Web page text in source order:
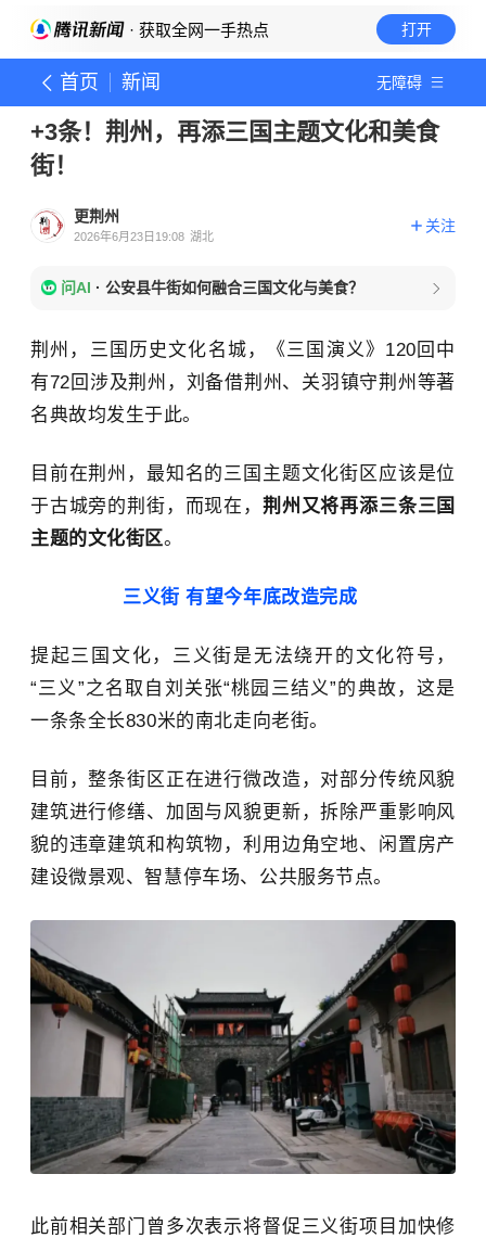
· 获取全网一手热点 打开
首页 新闻 无障碍
+3条！荆州，再添三国主题文化和美食
街！
更荆州
2026年6月23日19:08 湖北
关注
问AI · 公安县牛街如何融合三国文化与美食？
荆州，三国历史文化名城，《三国演义》120回中
有72回涉及荆州，刘备借荆州、关羽镇守荆州等著
名典故均发生于此。
目前在荆州，最知名的三国主题文化街区应该是位
于古城旁的荆街，而现在， 荆州又将再添三条三国
主题的文化街区。
三义街 有望今年底改造完成
提起三国文化，三义街是无法绕开的文化符号，
“三义”之名取自刘关张“桃园三结义”的典故，这是
一条条全长830米的南北走向老街。
目前，整条街区正在进行微改造，对部分传统风貌
建筑进行修缮、加固与风貌更新，拆除严重影响风
貌的违章建筑和构筑物，利用边角空地、闲置房产
建设微景观、智慧停车场、公共服务节点。
此前相关部门曾多次表示将督促三义街项目加快修